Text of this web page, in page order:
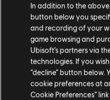
Si vous souhaitez
rendre sur
Rester sur
Mettre à jour
In addition to the
button below you
and recording of your
game browsing and
Ubisoft’s partners via
technologies. If you
“decline” button below.
cookie preferences at
Cookie Preferences”